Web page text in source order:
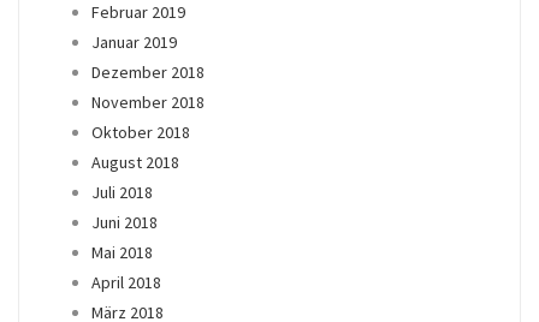
Februar 2019
Januar 2019
Dezember 2018
November 2018
Oktober 2018
August 2018
Juli 2018
Juni 2018
Mai 2018
April 2018
März 2018